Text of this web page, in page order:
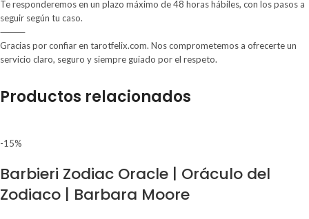
Te responderemos en un plazo máximo de 48 horas hábiles, con los pasos a
seguir según tu caso.
⸻
Gracias por confiar en tarotfelix.com. Nos comprometemos a ofrecerte un
servicio claro, seguro y siempre guiado por el respeto.
Productos relacionados
-15%
Barbieri Zodiac Oracle | Oráculo del
Zodiaco | Barbara Moore